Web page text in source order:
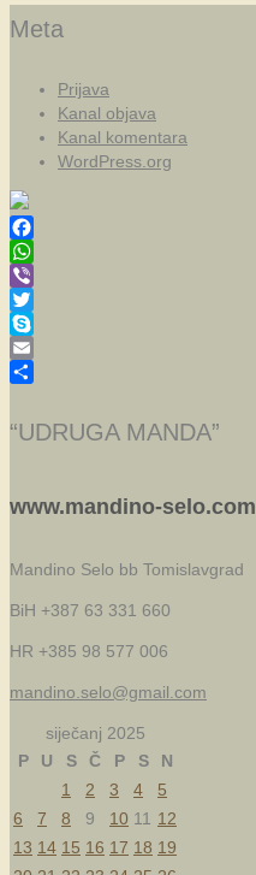
Meta
Prijava
Kanal objava
Kanal komentara
WordPress.org
Facebook
WhatsApp
Viber
Twitter
Skype
Email
“UDRUGA MANDA”
www.mandino-selo.com
Mandino Selo bb Tomislavgrad
BiH +387 63 331 660
HR +385 98 577 006
mandino.selo@gmail.com
siječanj 2025
P
U S Č P S
N
1
2 3 4
5
6
7 8 9 10 11 12
13 14 15 16 17 18 19